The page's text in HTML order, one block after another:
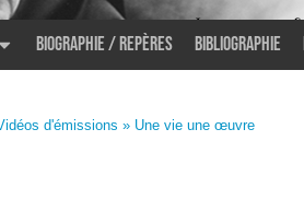
Biographie / Repères Bibliographie
d'émissions » Une vie une œuvre